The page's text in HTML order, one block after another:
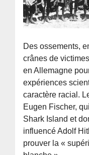
Des ossements,
crânes de
en Allemagne
expériences
caractère racial.
Eugen Fischer,
Shark Island et
influencé Adolf
prouver la «